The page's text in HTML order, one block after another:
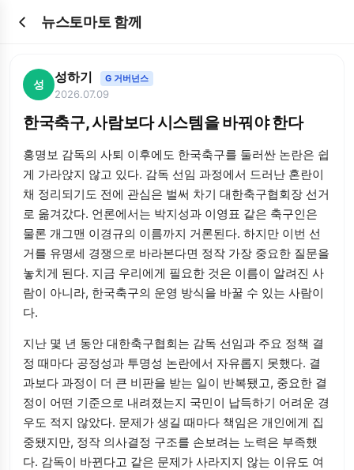
뉴스토마토 함께
성 성하기 G 거버넌스
2026.07.09
한국축구, 사람보다 시스템을 바꿔야 한다
홍명보 감독의 사퇴 이후에도 한국축구를 둘러싼 논란은 쉽
게 가라앉지 않고 있다. 감독 선임 과정에서 드러난 혼란이
채 정리되기도 전에 관심은 벌써 차기 대한축구협회장 선거
로 옮겨갔다. 언론에서는 박지성과 이영표 같은 축구인은
물론 개그맨 이경규의 이름까지 거론된다. 하지만 이번 선
거를 유명세 경쟁으로 바라본다면 정작 가장 중요한 질문을
놓치게 된다. 지금 우리에게 필요한 것은 이름이 알려진 사
람이 아니라, 한국축구의 운영 방식을 바꿀 수 있는 사람이
다.
지난 몇 년 동안 대한축구협회는 감독 선임과 주요 정책 결
정 때마다 공정성과 투명성 논란에서 자유롭지 못했다. 결
과보다 과정이 더 큰 비판을 받는 일이 반복됐고, 중요한 결
정이 어떤 기준으로 내려졌는지 국민이 납득하기 어려운 경
우도 적지 않았다. 문제가 생길 때마다 책임은 개인에게 집
중됐지만, 정작 의사결정 구조를 손보려는 노력은 부족했
다. 감독이 바뀐다고 같은 문제가 사라지지 않는 이유도 여